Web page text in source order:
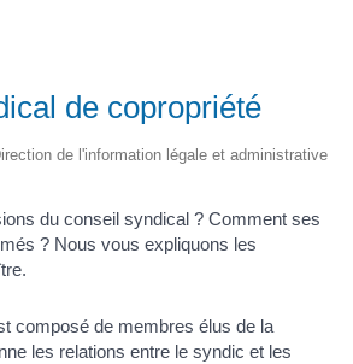
de copropriété
de l'information légale et administrative
du conseil syndical ? Comment ses
? Nous vous expliquons les
composé de membres élus de la
les relations entre le syndic et les